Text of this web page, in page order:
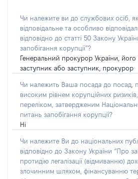
Чи належите ви до службових осіб,
відповідальне та особливо
відповідно до статті 50 Закону
запобігання корупції”?
Генеральний прокурор України,
заступник або заступник, прокурор
Чи належить Ваша посада до посад,
високим рівнем корупційних ризиків,
переліком, затвердженим
питань запобігання корупції?
Ні
Чи належите Ви до національних
відповідно до Закону України “Про
протидію легалізації (відмиванню)
злочинним шляхом, фінансуванню